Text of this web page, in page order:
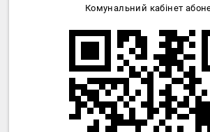
Комунальний кабінет